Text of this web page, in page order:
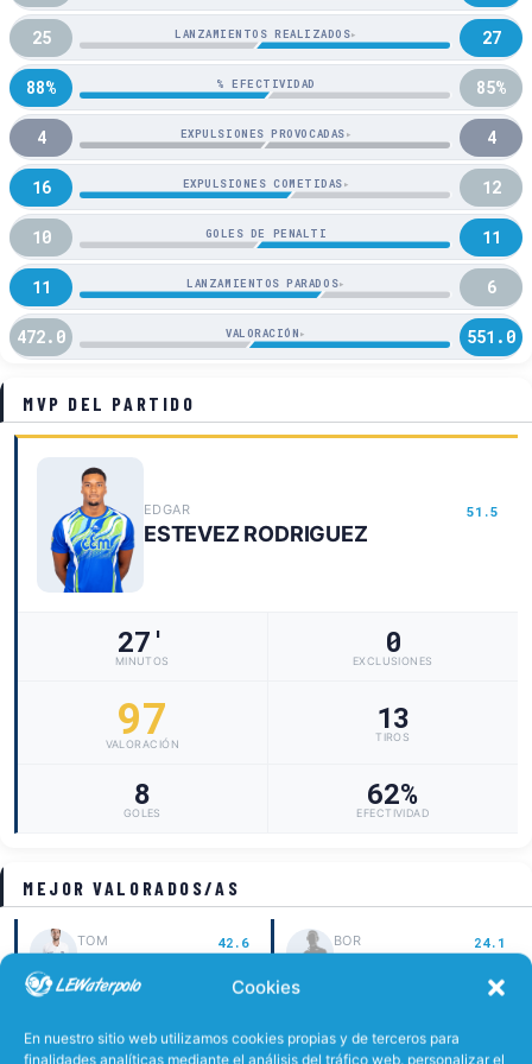
Cookies
En nuestro sitio web utilizamos cookies propias y de terceros para
finalidades analíticas mediante el análisis del tráfico web, personalizar el
25 LANZAMIENTOS REALIZADOS▸ 27
88% % EFECTIVIDAD 85%
4 EXPULSIONES PROVOCADAS▸ 4
16 EXPULSIONES COMETIDAS▸ 12
10 GOLES DE PENALTI 11
11 LANZAMIENTOS PARADOS▸ 6
472.0 VALORACIÓN ▸ 551.0
MVP DEL PARTIDO
EDGAR 51.5
ESTEVEZ RODRIGUEZ
27'
MINUTOS
0
EXCLUSIONES
97
VALORACIÓN
13
TIROS
8
GOLES
62%
EFECTIVIDAD
MEJOR VALORADOS/AS
TOM 42.6 BOR 24.1
ARAYA